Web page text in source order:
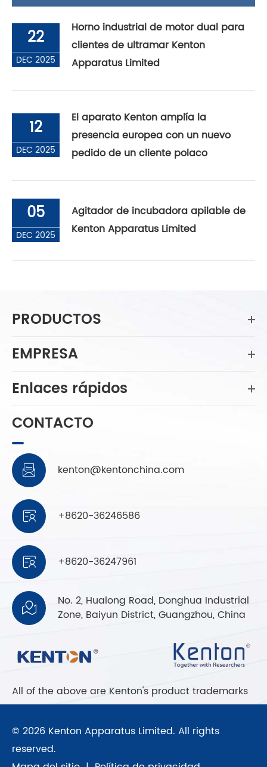
22
DEC 2025
Horno industrial de motor dual para
clientes de ultramar Kenton
Apparatus Limited
12
DEC 2025
El aparato Kenton amplía la
presencia europea con un nuevo
pedido de un cliente polaco
05
DEC 2025
Agitador de incubadora apilable de
Kenton Apparatus Limited
PRODUCTOS
EMPRESA
Enlaces rápidos
CONTACTO
 kenton@kentonchina.com
 +8620-36246586
 +8620-36247961

No. 2, Hualong Road, Donghua Industrial
Zone, Baiyun District, Guangzhou, China
All of the above are Kenton's product trademarks
© 2026 Kenton Apparatus Limited. All rights
reserved.